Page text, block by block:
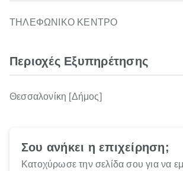
ΤΗΛΕΦΩΝΙΚΟ ΚΕΝΤΡΟ
Περιοχές Εξυπηρέτησης
Θεσσαλονίκη [Δήμος]
Σου ανήκει η επιχείρηση;
Κατοχύρωσε την σελίδα σου για να